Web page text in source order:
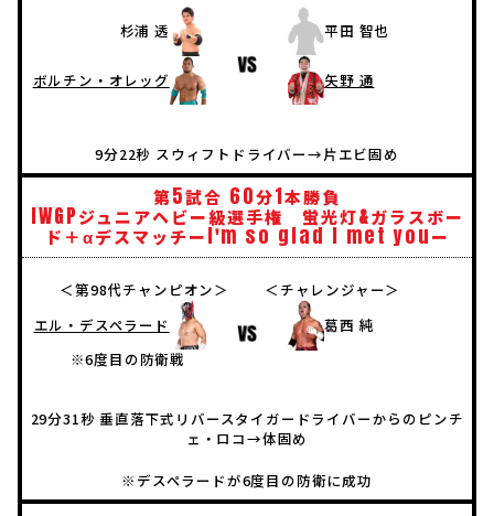
杉浦 透
ボルチン・オレッグ
平田 智也
矢野 通
9分22秒 スウィフトドライバー→片エビ固め
第5試合 60分1本勝負
IWGPジュニアヘビー級選手権 蛍光灯&ガラスボー
ド＋αデスマッチーI'm so glad I met youー
＜第98代チャンピオン＞
エル・デスペラード
※6度目の防衛戦
＜チャレンジャー＞
葛西 純
29分31秒 垂直落下式リバースタイガードライバーからのピンチ
ェ・ロコ→体固め
※デスペラードが6度目の防衛に成功